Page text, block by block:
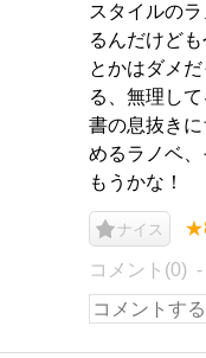
スタイルの
るんだけど
とかはダメ
る、無理し
書の息抜き
めるラノベ
もうかな！
ナイス
コメント(0)